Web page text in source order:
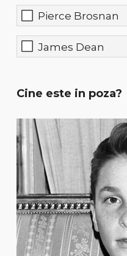
Pierce Brosnan
James Dean
Cine este in poza?